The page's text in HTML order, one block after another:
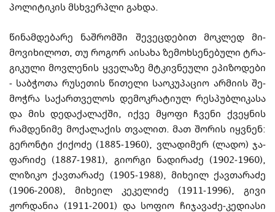
პოლიტიკის მსხვერ­პ­ლი გახდა.
წინამდებარე ნაშრომში შევეცდებით მოკლედ მი­­­
მოვიხილოთ, თუ როგორ აისახა ზემოხსენებული ტრა­
გიკული მოვლენის ყველაზე მტკივნეული ეპიზოდები
- საბჭოთა რუ­­­სეთის წი­თე­ლი საოკუპაციო არმიის შე­
მოჭრა სა­ქართველოს დემოკრატიულ რეს­პუბ­ლი­­­კასა
და მის დედაქალაქში, იქვე მყოფი ჩვენი ქვეყნის
რამ­დე­ნიმე მოქალაქის თვა­ლ­ით. მათ შორის იყვნენ:
გერონტი ქიქოძე (1885-1960), ვლა­დი­­მერ (ლადო) ჯა­
ფა­რიძე (1887-1981), გი­ო­რ­გი ნადირაძე (1902-1960),
ლიზიკო ქავთარაძე (1905-1988), მიხეილ ქა­ვ­თარაძე
(1906-2008), მიხეილ კეკელიძე (1911-1996), გივი
ჟორდანია (1911-2001) და სოფიო ჩი­ჯა­­ვა­ძე-კე­დი­ასი